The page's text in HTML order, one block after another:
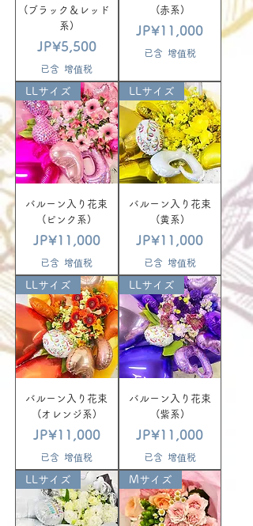
(ブラック＆レッド
系)
價格
JP¥5,500
已含 增值税
(赤系)
價格
JP¥11,000
已含 增值税
LLサイズ
バルーン入り花束
(ピンク系)
價格
JP¥11,000
已含 增值税
LLサイズ
バルーン入り花束
(黄系)
價格
JP¥11,000
已含 增值税
LLサイズ
バルーン入り花束
(オレンジ系)
價格
JP¥11,000
已含 增值税
LLサイズ
バルーン入り花束
(紫系)
價格
JP¥11,000
已含 增值税
LLサイズ Mサイズ